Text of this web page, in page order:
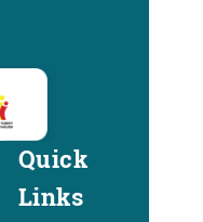
Quick
Links